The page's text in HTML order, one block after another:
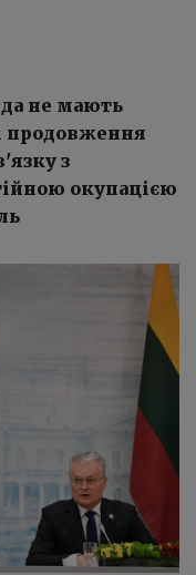
не мають
продовження
з
окупацією